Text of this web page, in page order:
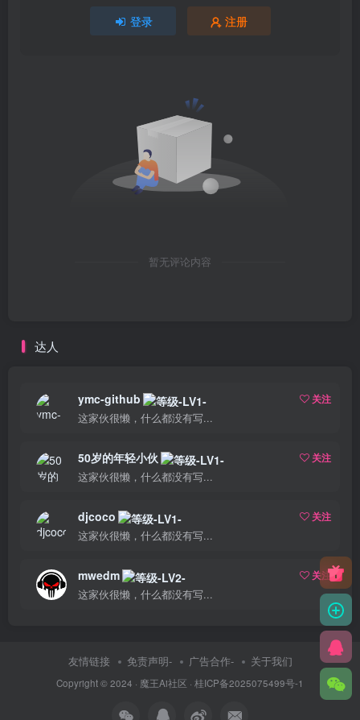
登录 注册
暂无评论内容
达人
ymc-github
关注
这家伙很懒，什么都没有写...
50岁的年轻小伙
关注
这家伙很懒，什么都没有写...
djcoco
关注
这家伙很懒，什么都没有写...
mwedm
关注
这家伙很懒，什么都没有写...
友情链接 免责声明- 广告合作- 关于我们
Copyright © 2024 · 魔王Ai社区 · 桂ICP备2025075499号-1